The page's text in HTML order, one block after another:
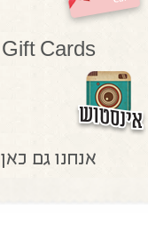
Gift Cards
אנחנו גם כאן